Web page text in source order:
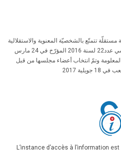
تتمتّع بالشخصيّة المعنوية والاستقلالية
المالية أحدثت بموجب القانون الأساسي عدد22 لسنة 2016 المؤرّخ في 24 مارس
المعلومة وتمّ انتخاب أعضاء مجلسها من قبل
2017
L’instance d’accès à l’information est